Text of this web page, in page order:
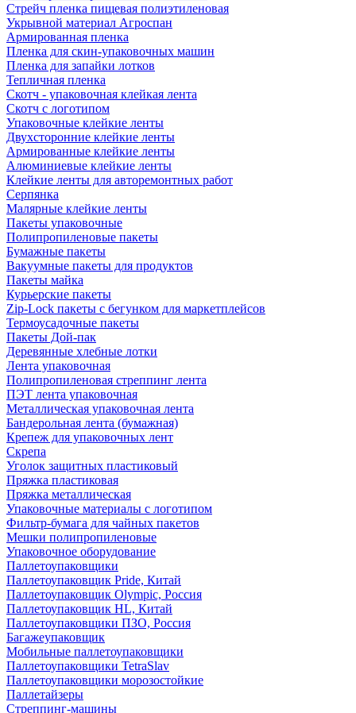
Стрейч пленка пищевая полиэтиленовая
Укрывной материал Агроспан
Армированная пленка
Пленка для скин-упаковочных машин
Пленка для запайки лотков
Тепличная пленка
Скотч - упаковочная клейкая лента
Скотч с логотипом
Упаковочные клейкие ленты
Двухсторонние клейкие ленты
Армированные клейкие ленты
Алюминиевые клейкие ленты
Клейкие ленты для авторемонтных работ
Серпянка
Малярные клейкие ленты
Пакеты упаковочные
Полипропиленовые пакеты
Бумажные пакеты
Вакуумные пакеты для продуктов
Пакеты майка
Курьерские пакеты
Zip-Lock пакеты с бегунком для маркетплейсов
Термоусадочные пакеты
Пакеты Дой-пак
Деревянные хлебные лотки
Лента упаковочная
Полипропиленовая стреппинг лента
ПЭТ лента упаковочная
Металлическая упаковочная лента
Бандерольная лента (бумажная)
Крепеж для упаковочных лент
Скрепа
Уголок защитных пластиковый
Пряжка пластиковая
Пряжка металлическая
Упаковочные материалы с логотипом
Фильтр-бумага для чайных пакетов
Мешки полипропиленовые
Упаковочное оборудование
Паллетоупаковщики
Паллетоупаковщик Pride, Китай
Паллетоупаковщик Olympic, Россия
Паллетоупаковщик HL, Китай
Паллетоупаковщики ПЗО, Россия
Багажеупаковщик
Мобильные паллетоупаковщики
Паллетоупаковщики TetraSlav
Паллетоупаковщики морозостойкие
Паллетайзеры
Стреппинг-машины